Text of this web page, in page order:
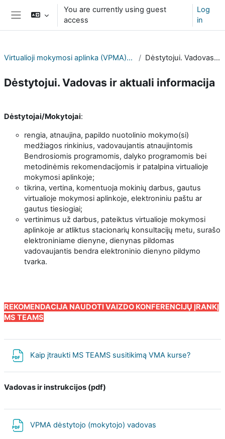
Skip to main content
You are currently using guest
access
Log
in
Virtualioji mokymosi aplinka (VPMA) profesinių mokyklų atstovams Dėstytojui. Vadovas ir aktuali informacija
Dėstytojui. Vadovas ir aktuali informacija
Dėstytojai/Mokytojai:
rengia, atnaujina, papildo nuotolinio mokymo(si)
medžiagos rinkinius, vadovaujantis atnaujintomis
Bendrosiomis programomis, dalyko programomis bei
metodinėmis rekomendacijomis ir patalpina virtualioje
mokymosi aplinkoje;
tikrina, vertina, komentuoja mokinių darbus, gautus
virtualioje mokymosi aplinkoje, elektroniniu paštu ar
gautus tiesiogiai;
vertinimus už darbus, pateiktus virtualioje mokymosi
aplinkoje ar atliktus stacionarių konsultacijų metu, surašo
elektroniniame dienyne, dienynas pildomas
vadovaujantis bendra elektroninio dienyno pildymo
tvarka.
REKOMENDACIJA NAUDOTI VAIZDO KONFERENCIJŲ ĮRANKĮ
MS TEAMS
Kaip įtraukti MS TEAMS susitikimą VMA kurse?
Vadovas ir instrukcijos (pdf)
VPMA dėstytojo (mokytojo) vadovas